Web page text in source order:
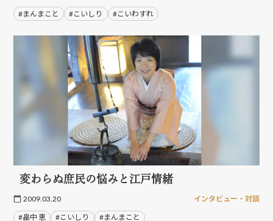
#まんまこと #こいしり #こいわすれ
変わらぬ庶民の悩みと江戸情緒
2009.03.20 インタビュー・対談
#畠中 恵 #こいしり #まんまこと